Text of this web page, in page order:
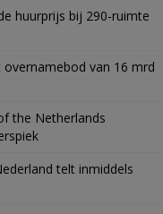
huurprijs bij 290-ruimte
van 16 mrd
the Netherlands
telt inmiddels